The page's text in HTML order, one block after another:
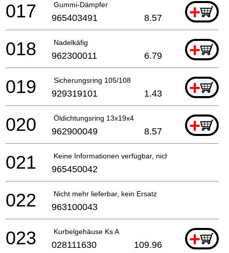
Gummi-Dämpfer +
017 965403491 8.57
Nadelkäfig +
018 962300011 6.79
Sicherungsring 105/108 +
019 929319101 1.43
Öldichtungsring 13x19x4 +
020 962900049 8.57
Keine Informationen verfügbar, nicht bestellbar
021 965450042
Nicht mehr lieferbar, kein Ersatz
022 963100043
Kurbelgehäuse Ks A +
023 028111630 109.96